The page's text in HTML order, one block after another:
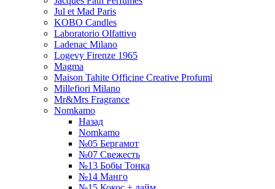
Jul et Mad Paris
KOBO Candles
Laboratorio Olfattivo
Ladenac Milano
Logevy Firenze 1965
Magma
Maison Tahite Officine Creative Profumi
Millefiori Milano
Mr&Mrs Fragrance
Nomkamo
Назад
Nomkamo
№05 Бергамот
№07 Свежесть
№13 Бобы Тонка
№14 Манго